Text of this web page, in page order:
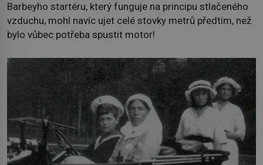
Barbeyho startéru, který funguje na principu stlačeného
vzduchu, mohl navíc ujet celé stovky metrů předtím, než
bylo vůbec potřeba spustit motor!